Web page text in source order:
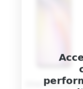
One Plus CE